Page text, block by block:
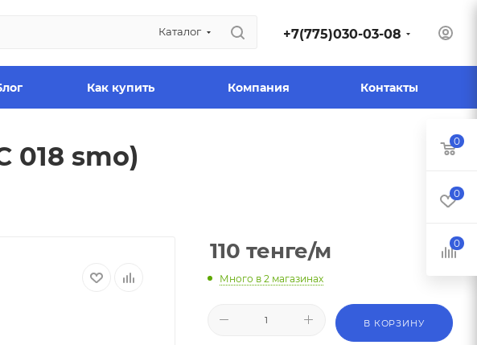
Каталог +7(775)030-03-08
Как купить Компания Контакты
018 smo)
110 тенге/м
Много в 2 магазинах
В КОРЗИНУ
0
0
0